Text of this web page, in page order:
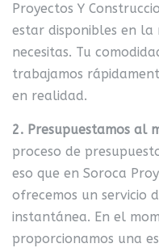
Proyectos Y
estar disponibles en la
necesitas. Tu
trabajamos
en realidad.
2. Presupuestamos al
proceso de
eso que en Soroca
ofrecemos un servicio
instantánea. En el
proporcionamos una